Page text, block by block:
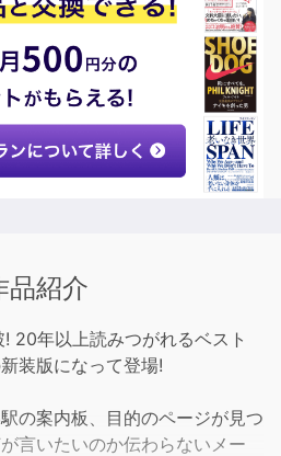
品紹介
20年以上読みつがれるベスト
装版になって登場!
の案内板、目的のページが見つ
言いたいのか伝わらないメー